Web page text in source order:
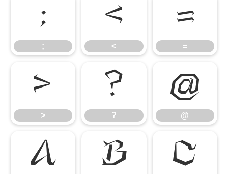
;
;
<
<
=
=
>
>
?
?
@
@
A B C